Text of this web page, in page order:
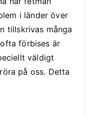
i länder över
tillskrivas många
förbises är
väldigt
på oss. Detta